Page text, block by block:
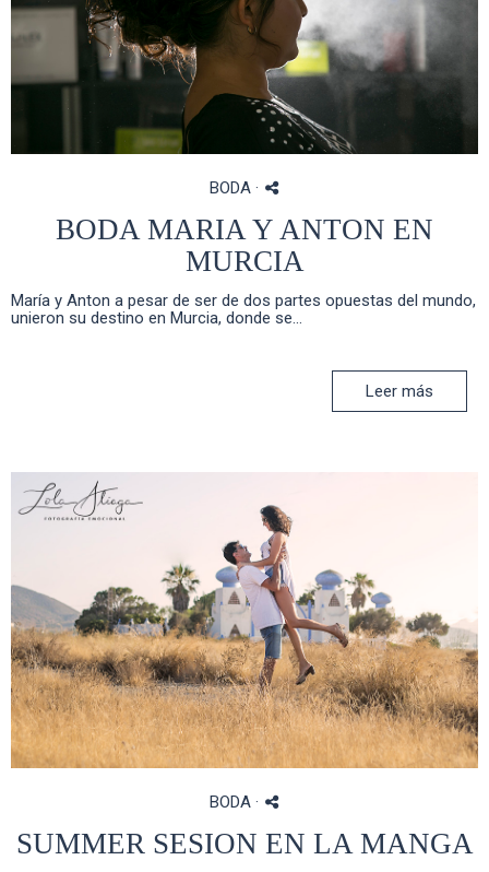
BODA·
BODA MARIA Y ANTON EN
MURCIA
María y Anton a pesar de ser de dos partes opuestas del mundo,
unieron su destino en Murcia, donde se...
Leer más
BODA·
SUMMER SESION EN LA MANGA